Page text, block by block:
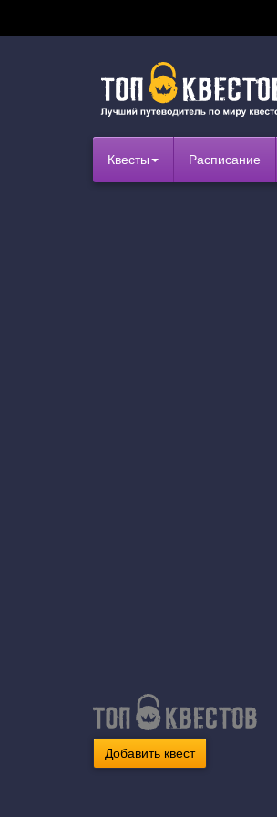
Квесты Расписание
Добавить квест